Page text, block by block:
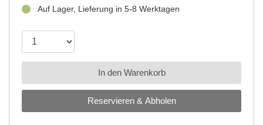
Reservieren & Abholen
Auf Lager, Lieferung in 5-8 Werktagen
In den Warenkorb